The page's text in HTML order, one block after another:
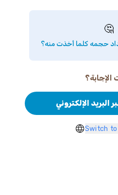
🤔
حجمه كلما أخذت منه؟
الإجابة؟
البريد الإلكتروني
Switch to